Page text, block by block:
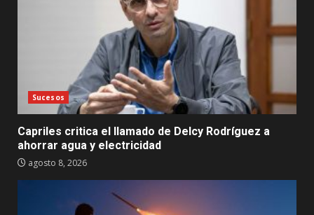
Sucesos
Capriles critica el llamado de Delcy Rodríguez a
ahorrar agua y electricidad
agosto 8, 2026